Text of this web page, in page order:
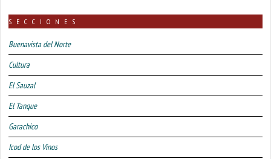
SECCIONES
Buenavista del Norte
Cultura
El Sauzal
El Tanque
Garachico
Icod de los Vinos